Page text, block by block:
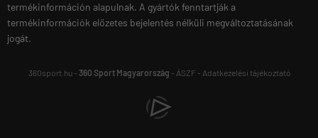
termékinformáción alapulnak. A gyártók fenntartják a
termékinformációk előzetes bejelentés nélküli megváltoztatásának
jogát.
360sport.hu - 360 Sport Magyarország - ÁSZF- Adatkezelési tájékoztató